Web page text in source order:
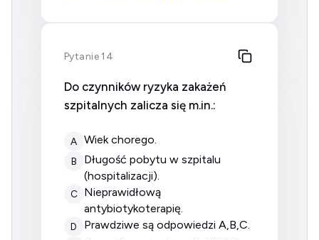
Pytanie 14
Do czynników ryzyka zakażeń
szpitalnych zalicza się m.in.:
A wiek chorego.
B
długość pobytu w szpitalu
(hospitalizacji).
C
nieprawidłową
antybiotykoterapię.
D prawdziwe są odpowiedzi A,B,C.